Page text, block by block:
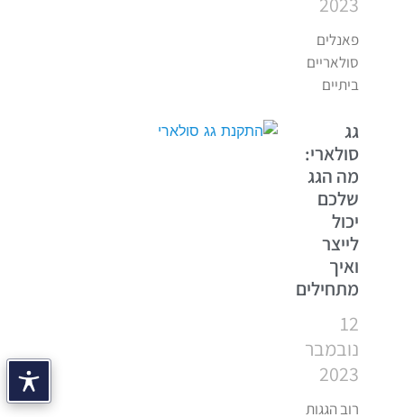
פאנלים
סולאריים
ביתיים
גג
סולארי:
מה הגג
שלכם
יכול
לייצר
ואיך
מתחילים
12
נובמבר
2023
רוב הגגות